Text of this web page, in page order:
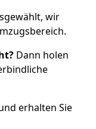
wir
Dann holen
erhalten Sie